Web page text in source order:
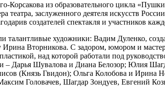
Корсакова из образовательного цикла
заслуженного деятеля искусств
создателей спектакля и участников
художники: Вадим Дуленко,
Вторникова. С задором, юмором и
над которой работали под
‒ Дарья Шувалова и Диана Белозор; Юлия
(Князь Гвидон); Ольга Колобова и Ирина
Головачев, Шагдар Зондуев, Евгений